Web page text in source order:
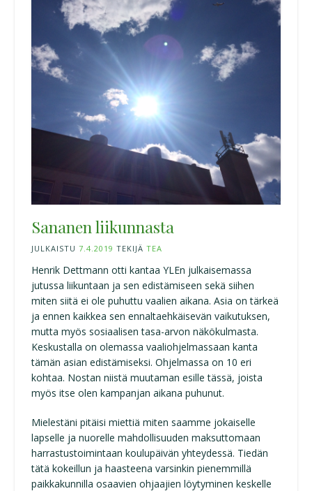
Sananen liikunnasta
JULKAISTU 7.4.2019 TEKIJÄ TEA
Henrik Dettmann otti kantaa YLEn julkaisemassa
jutussa liikuntaan ja sen edistämiseen sekä siihen
miten siitä ei ole puhuttu vaalien aikana. Asia on tärkeä
ja ennen kaikkea sen ennaltaehkäisevän vaikutuksen,
mutta myös sosiaalisen tasa-arvon näkökulmasta.
Keskustalla on olemassa vaaliohjelmassaan kanta
tämän asian edistämiseksi. Ohjelmassa on 10 eri
kohtaa. Nostan niistä muutaman esille tässä, joista
myös itse olen kampanjan aikana puhunut.
Mielestäni pitäisi miettiä miten saamme jokaiselle
lapselle ja nuorelle mahdollisuuden maksuttomaan
harrastustoimintaan koulupäivän yhteydessä. Tiedän
tätä kokeillun ja haasteena varsinkin pienemmillä
paikkakunnilla osaavien ohjaajien löytyminen keskelle